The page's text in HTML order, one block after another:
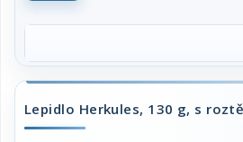
Lepidlo Herkules, 130 g, s